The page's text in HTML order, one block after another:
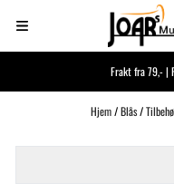
Hopp til innhold
Frakt fra 79,- |
Hjem/Blås/